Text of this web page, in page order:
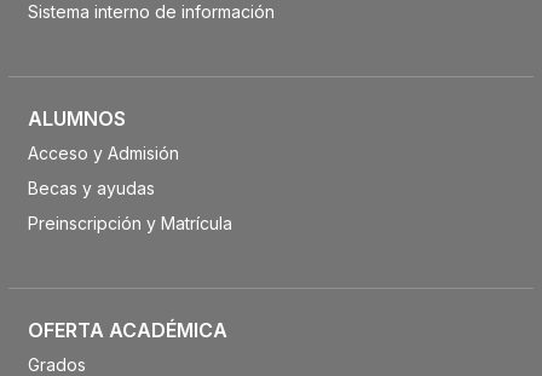
Sistema interno de información
ALUMNOS
Acceso y Admisión
Becas y ayudas
Preinscripción y Matrícula
OFERTA ACADÉMICA
Grados